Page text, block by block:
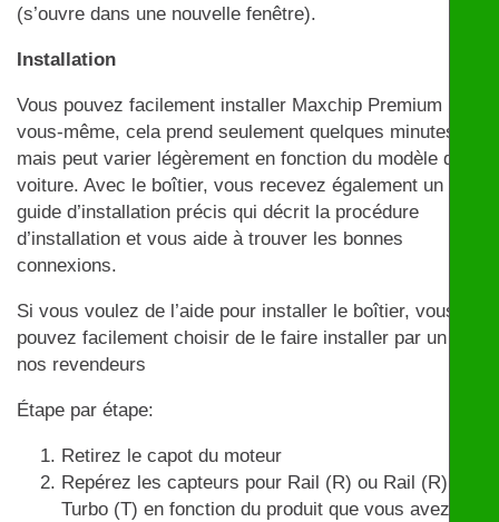
(s’ouvre dans une nouvelle fenêtre).
Installation
Vous pouvez facilement installer Maxchip Premium par
vous-même, cela prend seulement quelques minutes
mais peut varier légèrement en fonction du modèle de
voiture. Avec le boîtier, vous recevez également un
guide d’installation précis qui décrit la procédure
d’installation et vous aide à trouver les bonnes
connexions.
Si vous voulez de l’aide pour installer le boîtier, vous
pouvez facilement choisir de le faire installer par un de
nos revendeurs
Étape par étape:
Retirez le capot du moteur
Repérez les capteurs pour Rail (R) ou Rail (R) et
Turbo (T) en fonction du produit que vous avez